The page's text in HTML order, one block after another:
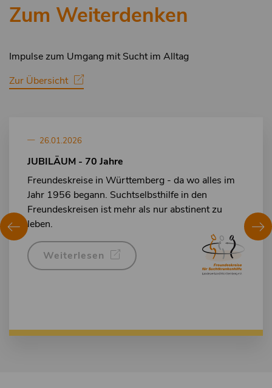
Zum Weiterdenken
Impulse zum Umgang mit Sucht im Alltag
Zur Übersicht
26.01.2026
JUBILÄUM - 70 Jahre
Freundeskreise in Württemberg - da wo alles im
Jahr 1956 begann. Suchtselbsthilfe in den
Freundeskreisen ist mehr als nur abstinent zu
leben.
Weiterlesen